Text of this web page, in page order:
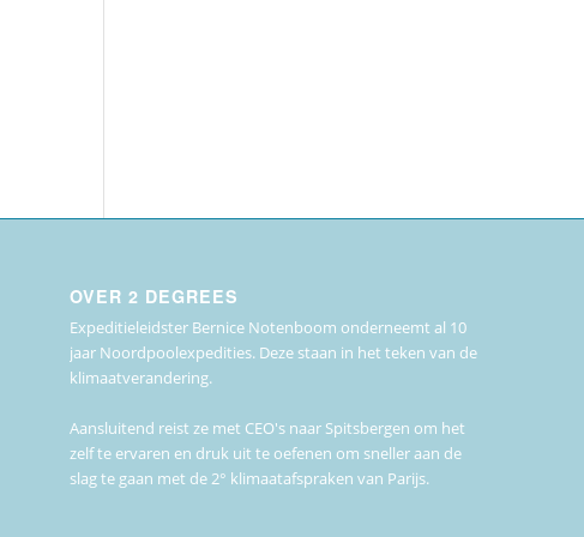
OVER 2 DEGREES
Expeditieleidster Bernice Notenboom onderneemt al 10
jaar Noordpoolexpedities. Deze staan in het teken van de
klimaatverandering.
Aansluitend reist ze met CEO's naar Spitsbergen om het
zelf te ervaren en druk uit te oefenen om sneller aan de
slag te gaan met de 2° klimaatafspraken van Parijs.